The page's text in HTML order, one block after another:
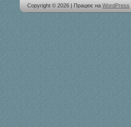
Copyright © 2026 | Працює на WordPress